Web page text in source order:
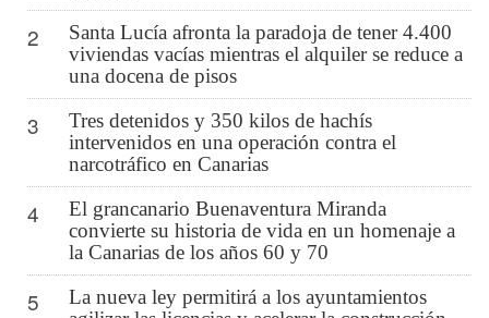
2
Santa Lucía afronta la paradoja de tener 4.400
viviendas vacías mientras el alquiler se reduce a
una docena de pisos
3
Tres detenidos y 350 kilos de hachís
intervenidos en una operación contra el
narcotráfico en Canarias
4
El grancanario Buenaventura Miranda
convierte su historia de vida en un homenaje a
la Canarias de los años 60 y 70
5
La nueva ley permitirá a los ayuntamientos